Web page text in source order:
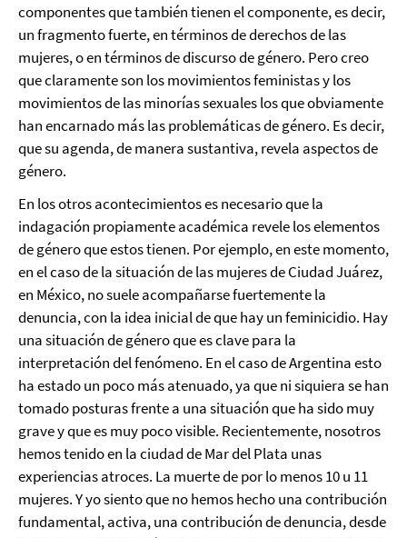
componentes que también tienen el componente, es decir,
un fragmento fuerte, en términos de derechos de las
mujeres, o en términos de discurso de género. Pero creo
que claramente son los movimientos feministas y los
movimientos de las minorías sexuales los que obviamente
han encarnado más las problemáticas de género. Es decir,
que su agenda, de manera sustantiva, revela aspectos de
género.
En los otros acontecimientos es necesario que la
indagación propiamente académica revele los elementos
de género que estos tienen. Por ejemplo, en este momento,
en el caso de la situación de las mujeres de Ciudad Juárez,
en México, no suele acompañarse fuertemente la
denuncia, con la idea inicial de que hay un feminicidio. Hay
una situación de género que es clave para la
interpretación del fenómeno. En el caso de Argentina esto
ha estado un poco más atenuado, ya que ni siquiera se han
tomado posturas frente a una situación que ha sido muy
grave y que es muy poco visible. Recientemente, nosotros
hemos tenido en la ciudad de Mar del Plata unas
experiencias atroces. La muerte de por lo menos 10 u 11
mujeres. Y yo siento que no hemos hecho una contribución
fundamental, activa, una contribución de denuncia, desde